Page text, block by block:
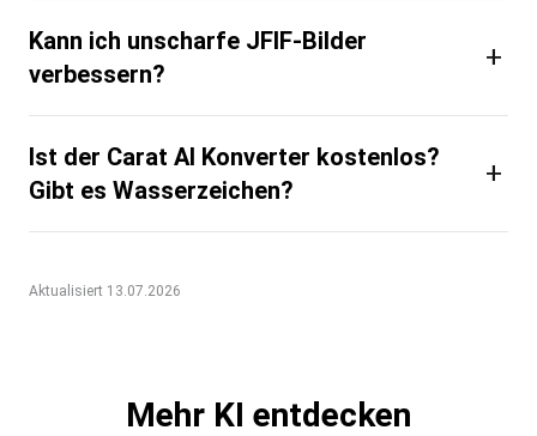
Kann ich unscharfe JFIF-Bilder
verbessern?
+
Ist der Carat AI Konverter kostenlos?
Gibt es Wasserzeichen?
+
Aktualisiert 13.07.2026
Mehr KI entdecken